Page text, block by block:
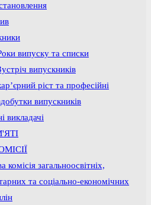
випуску та списки
випускників
ріст та професійні
випускників
викладачі
комісія загальноосвітніх,
та соціально-економічних